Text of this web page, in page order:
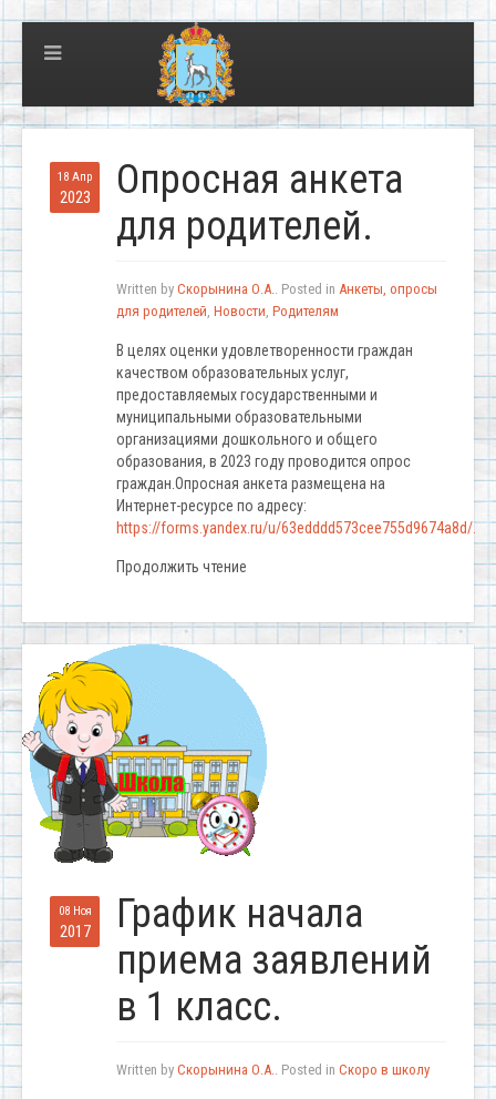
18 Апр
2023
Опросная анкета
для родителей.
Written by Скорынина О.А.. Posted in Анкеты, опросы
для родителей, Новости, Родителям
В целях оценки удовлетворенности граждан
качеством образовательных услуг,
предоставляемых государственными и
муниципальными образовательными
организациями дошкольного и общего
образования, в 2023 году проводится опрос
граждан.Опросная анкета размещена на
Интернет-ресурсе по адресу:
https://forms.yandex.ru/u/63edddd573cee755d9674a8d/.
Продолжить чтение
08 Ноя
2017
График начала
приема заявлений
в 1 класс.
Written by Скорынина О.А.. Posted in Скоро в школу